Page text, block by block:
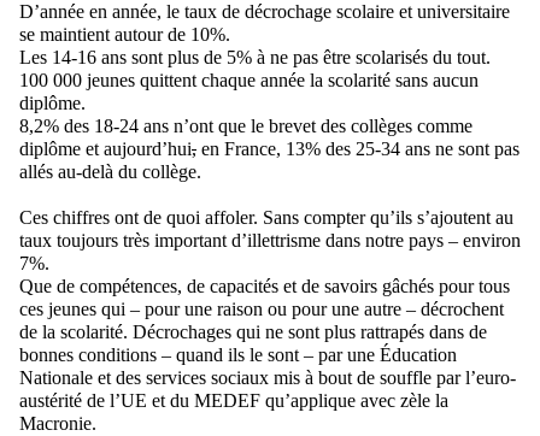
D’année en année, le taux de décrochage scolaire et universitaire
se maintient autour de 10%.
Les 14-16 ans sont plus de 5% à ne pas être scolarisés du tout.
100 000 jeunes quittent chaque année la scolarité sans aucun
diplôme.
8,2% des 18-24 ans n’ont que le brevet des collèges comme
diplôme et aujourd’hui, en France, 13% des 25-34 ans ne sont pas
allés au-delà du collège.
Ces chiffres ont de quoi affoler. Sans compter qu’ils s’ajoutent au
taux toujours très important d’illettrisme dans notre pays – environ
7%.
Que de compétences, de capacités et de savoirs gâchés pour tous
ces jeunes qui – pour une raison ou pour une autre – décrochent
de la scolarité. Décrochages qui ne sont plus rattrapés dans de
bonnes conditions – quand ils le sont – par une Éducation
Nationale et des services sociaux mis à bout de souffle par l’euro-
austérité de l’UE et du MEDEF qu’applique avec zèle la
Macronie.